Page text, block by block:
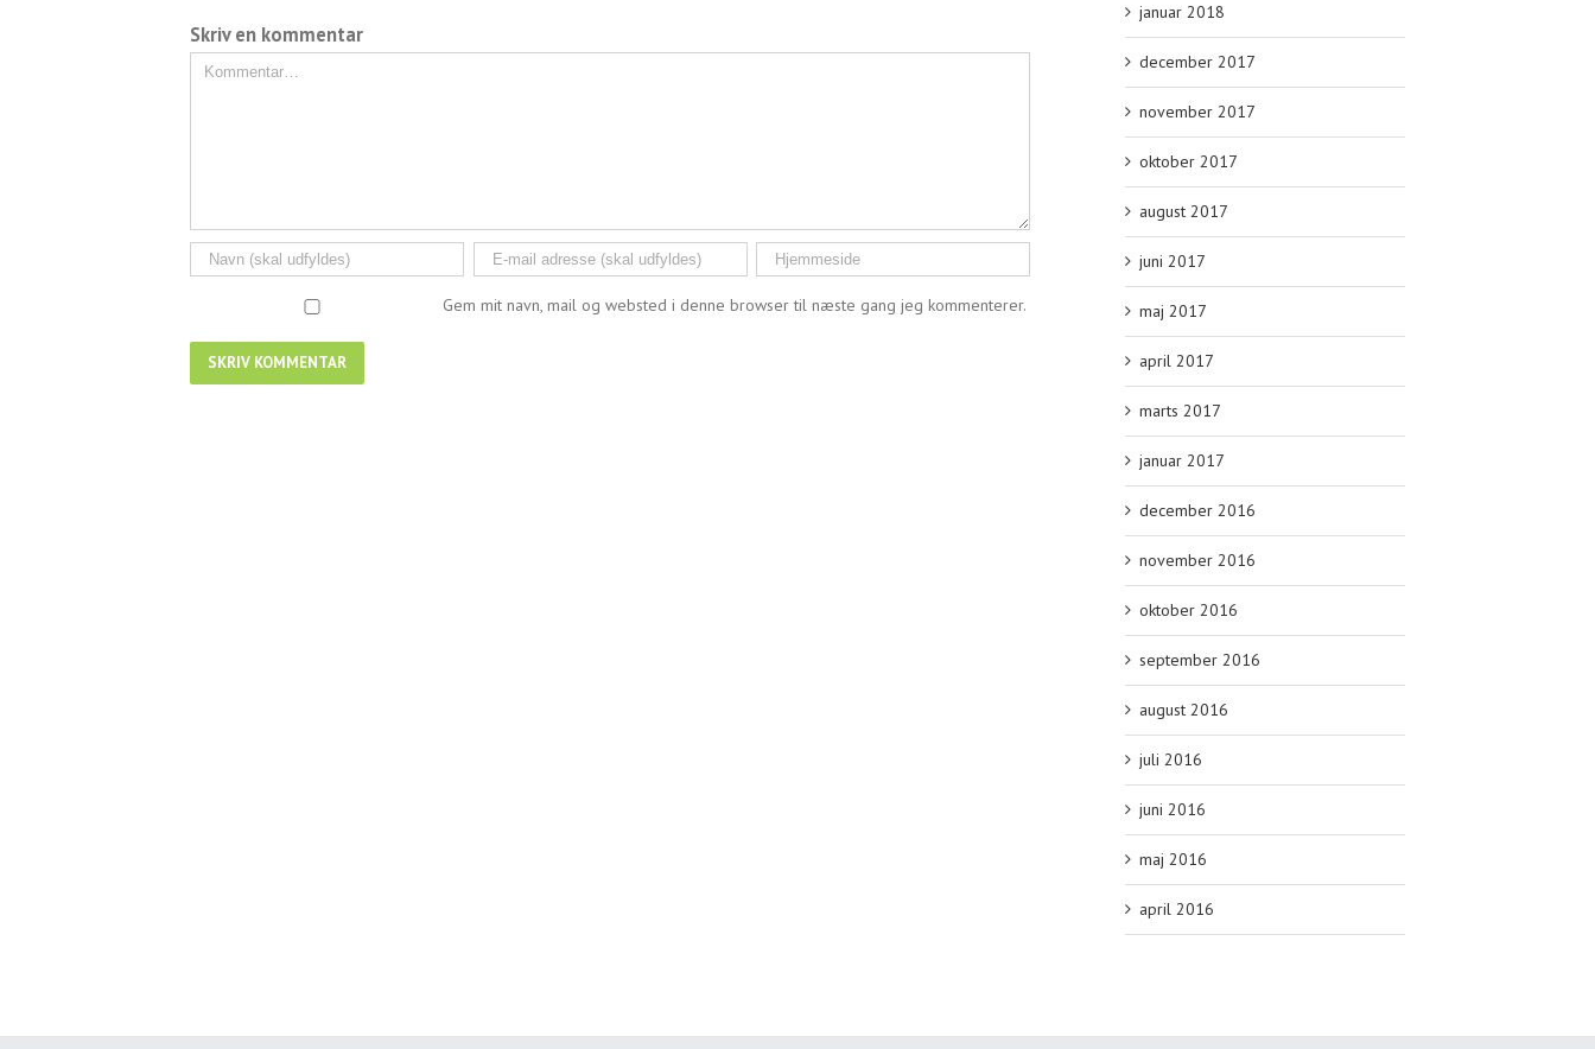
Skriv en kommentar
Kommentar
Gem mit navn, mail og websted i denne browser til næste gang jeg kommenterer.
januar 2018
december 2017
november 2017
oktober 2017
august 2017
juni 2017
maj 2017
april 2017
marts 2017
januar 2017
december 2016
november 2016
oktober 2016
september 2016
august 2016
juli 2016
juni 2016
maj 2016
april 2016